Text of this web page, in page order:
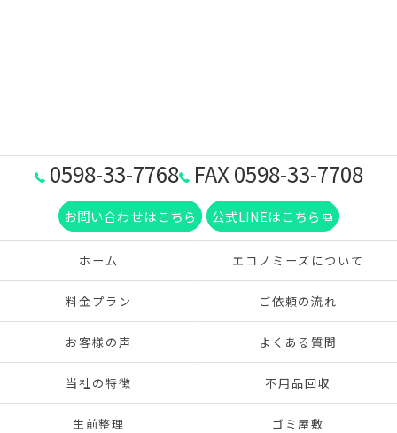
0598-33-7768 FAX 0598-33-7708
お問い合わせはこちら 公式LINEはこちら
ホーム エコノミーズについて
料金プラン ご依頼の流れ
お客様の声 よくある質問
当社の特徴 不用品回収
生前整理 ゴミ屋敷